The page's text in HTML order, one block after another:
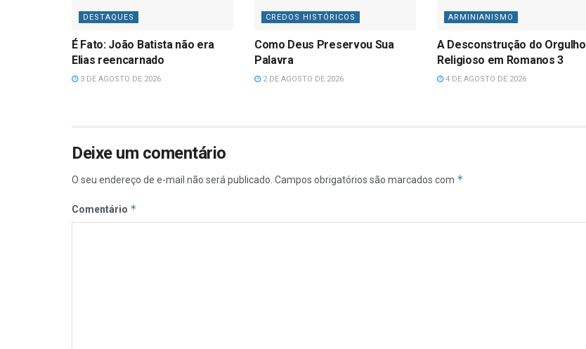
DESTAQUES
É Fato: João Batista não era
Elias reencarnado
3 DE AGOSTO DE 2026
CREDOS HISTÓRICOS
Como Deus Preservou Sua
Palavra
2 DE AGOSTO DE 2026
ARMINIANISMO
A Desconstrução do Orgulho
Religioso em Romanos 3
4 DE AGOSTO DE 2026
Deixe um comentário
O seu endereço de e-mail não será publicado. Campos obrigatórios são marcados com *
Comentário *